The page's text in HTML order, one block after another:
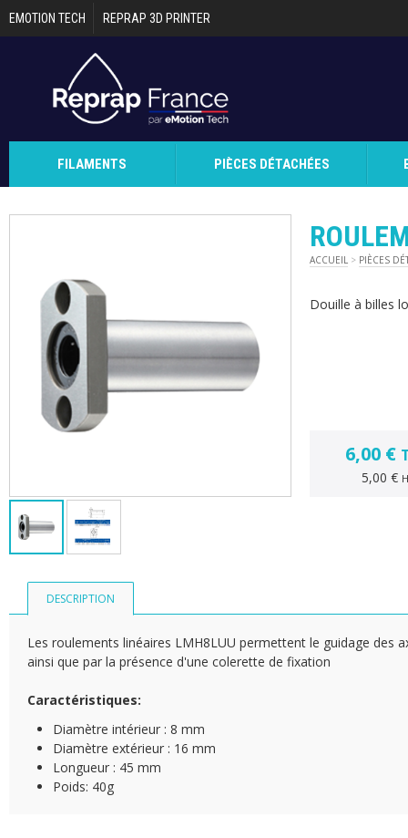
Aller au contenu principal
EMOTION TECH REPRAP 3D PRINTER
FILAMENTS PIÈCES DÉTACHÉES
ACCUEIL > PIÈCES
Douille à billes
6,00 €
5,00 €
DESCRIPTION
Les roulements linéaires LMH8LUU permettent le guidage des
ainsi que par la présence d'une colerette de fixation
Caractéristiques:
​Diamètre intérieur : 8 mm
Diamètre extérieur : 16 mm
Longueur : 45 mm
Poids: 40g